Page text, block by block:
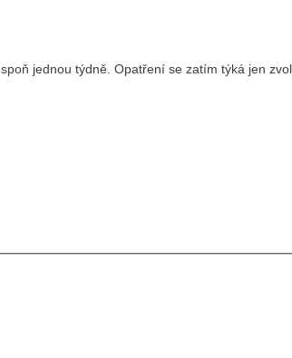
jednou týdně. Opatření se zatím týká jen